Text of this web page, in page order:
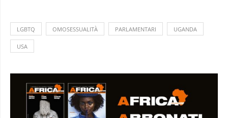
LGBTQ OMOSESSUALITÀ PARLAMENTARI UGANDA
USA